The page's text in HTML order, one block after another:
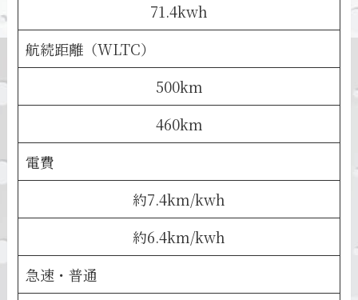
71.4kwh
航続距離（WLTC）
500km
460km
電費
約7.4km/kwh
約6.4km/kwh
急速・普通